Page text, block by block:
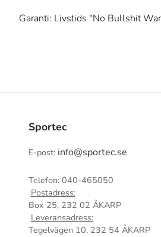
Garanti: Livstids "No Bullshit
Sportec
E-post: info@sportec.se
Telefon: 040-465050
Postadress:
Box 25, 232 02 ÅKARP
Leveransadress:
Tegelvägen 10, 232 54 ÅKARP